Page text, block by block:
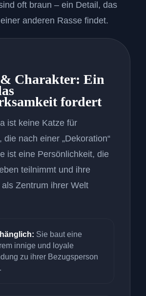
oft braun – ein Detail, das
anderen Rasse findet.
& Charakter: Ein
fordert
ist keine Katze für
die nach einer „Dekoration“
ist eine Persönlichkeit, die
teilnimmt und ihre
Zentrum ihrer Welt
Sie baut eine
innige und loyale
zu ihrer Bezugsperson